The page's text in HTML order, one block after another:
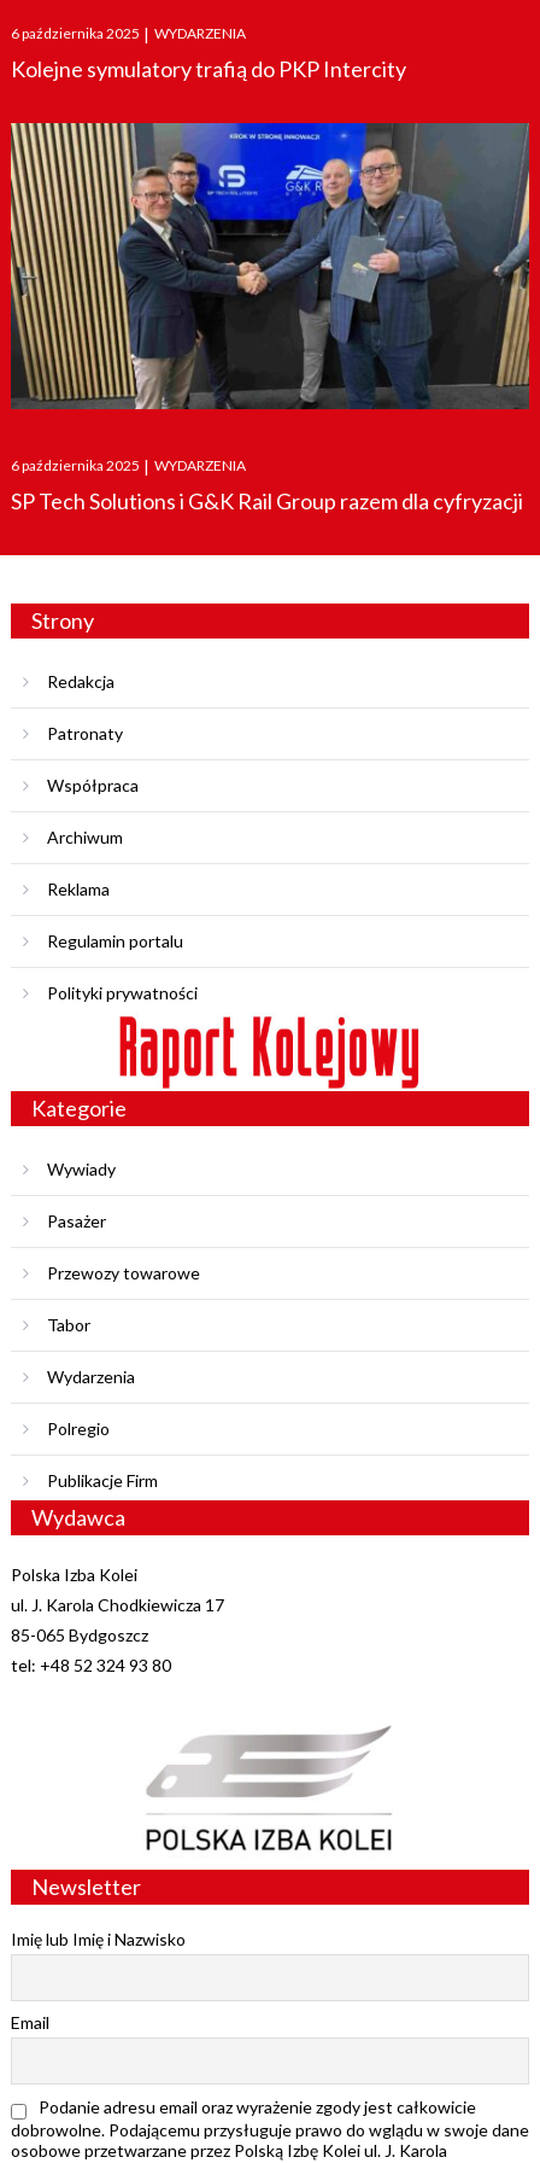
Posted
on
6 października 2025 | WYDARZENIA
Kolejne symulatory trafią do PKP Intercity
Posted
on
6 października 2025 | WYDARZENIA
SP Tech Solutions i G&K Rail Group razem dla cyfryzacji
Strony
Redakcja
Patronaty
Współpraca
Archiwum
Reklama
Regulamin portalu
Polityki prywatności
Kategorie
Wywiady
Pasażer
Przewozy towarowe
Tabor
Wydarzenia
Polregio
Publikacje Firm
Wydawca
Polska Izba Kolei
ul. J. Karola Chodkiewicza 17
85-065 Bydgoszcz
tel: +48 52 324 93 80
Newsletter
Imię lub Imię i Nazwisko
Email
Podanie adresu email oraz wyrażenie zgody jest całkowicie
dobrowolne. Podającemu przysługuje prawo do wglądu w swoje dane
osobowe przetwarzane przez Polską Izbę Kolei ul. J. Karola